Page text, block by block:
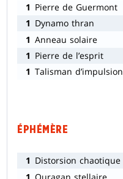
1 Pierre de Guermont
1 Dynamo thran
1 Anneau solaire
1 Pierre de l’esprit
1 Talisman d’impulsion
ÉPHÉMÈRE
1 Distorsion chaotique
1 Ouragan stellaire